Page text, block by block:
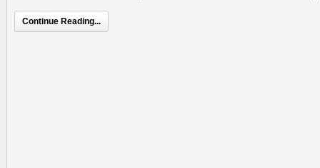
Continue Reading...